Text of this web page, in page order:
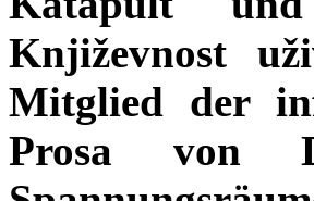
Književnost
Mitglied der
Prosa von